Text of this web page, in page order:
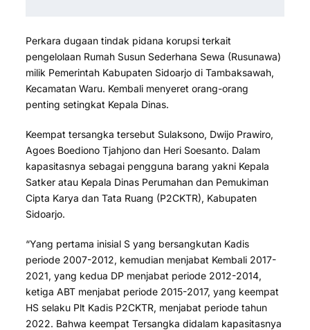
Perkara dugaan tindak pidana korupsi terkait
pengelolaan Rumah Susun Sederhana Sewa (Rusunawa)
milik Pemerintah Kabupaten Sidoarjo di Tambaksawah,
Kecamatan Waru. Kembali menyeret orang-orang
penting setingkat Kepala Dinas.
Keempat tersangka tersebut Sulaksono, Dwijo Prawiro,
Agoes Boediono Tjahjono dan Heri Soesanto. Dalam
kapasitasnya sebagai pengguna barang yakni Kepala
Satker atau Kepala Dinas Perumahan dan Pemukiman
Cipta Karya dan Tata Ruang (P2CKTR), Kabupaten
Sidoarjo.
“Yang pertama inisial S yang bersangkutan Kadis
periode 2007-2012, kemudian menjabat Kembali 2017-
2021, yang kedua DP menjabat periode 2012-2014,
ketiga ABT menjabat periode 2015-2017, yang keempat
HS selaku Plt Kadis P2CKTR, menjabat periode tahun
2022. Bahwa keempat Tersangka didalam kapasitasnya